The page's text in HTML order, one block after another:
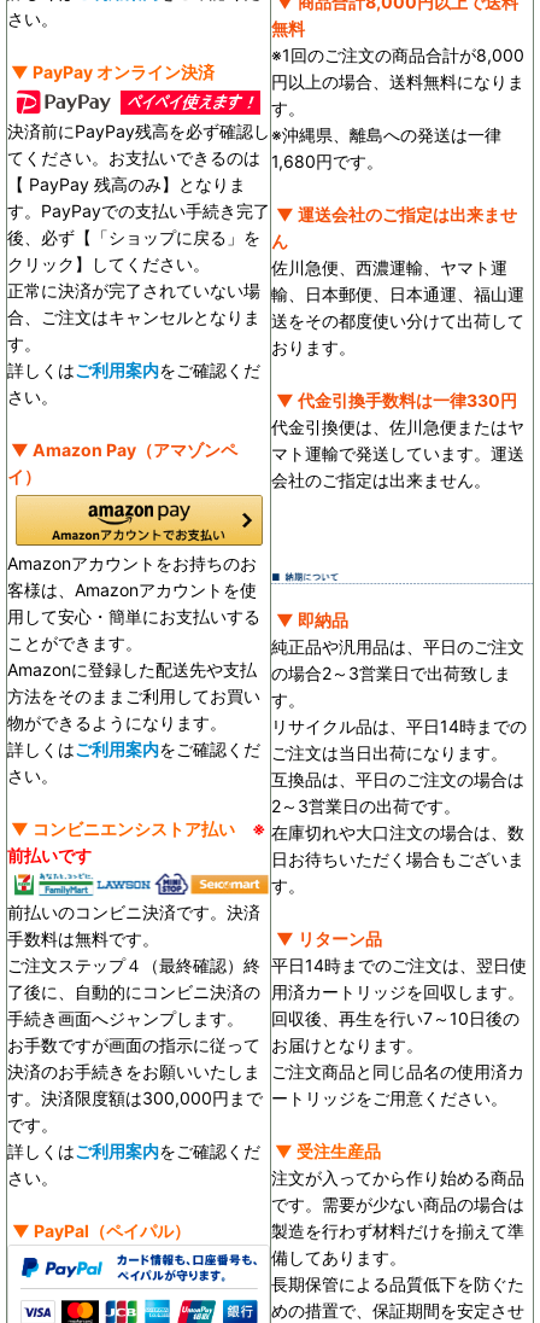
さい。
▼ PayPay オンライン決済
決済前にPayPay残高を必ず確認し
てください。お支払いできるのは
【 PayPay 残高のみ】となりま
す。PayPayでの支払い手続き完了
後、必ず【「ショップに戻る」を
クリック】してください。
正常に決済が完了されていない場
合、ご注文はキャンセルとなりま
す。
詳しくはご利用案内をご確認くだ
さい。
▼ Amazon Pay（アマゾンペ
イ）
Amazonアカウントをお持ちのお
客様は、Amazonアカウントを使
用して安心・簡単にお支払いする
ことができます。
Amazonに登録した配送先や支払
方法をそのままご利用してお買い
物ができるようになります。
詳しくはご利用案内をご確認くだ
さい。
▼ コンビニエンシストア払い ※
前払いです
前払いのコンビニ決済です。決済
手数料は無料です。
ご注文ステップ４（最終確認）終
了後に、自動的にコンビニ決済の
手続き画面へジャンプします。
お手数ですが画面の指示に従って
決済のお手続きをお願いいたしま
す。決済限度額は300,000円まで
です。
詳しくはご利用案内をご確認くだ
さい。
▼ PayPal （ペイパル）
無料
※1回のご注文の商品合計が8,000
円以上の場合、送料無料になりま
す。
※沖縄県、離島への発送は一律
1,680円です。
▼ 運送会社のご指定は出来ませ
ん
佐川急便、西濃運輸、ヤマト運
輸、日本郵便、日本通運、福山運
送をその都度使い分けて出荷して
おります。
▼ 代金引換手数料は一律330円
代金引換便は、佐川急便またはヤ
マト運輸で発送しています。運送
会社のご指定は出来ません。
▼ 即納品
純正品や汎用品は、平日のご注文
の場合2～3営業日で出荷致しま
す。
リサイクル品は、平日14時までの
ご注文は当日出荷になります。
互換品は、平日のご注文の場合は
2～3営業日の出荷です。
在庫切れや大口注文の場合は、数
日お待ちいただく場合もございま
す。
▼ リターン品
平日14時までのご注文は、翌日使
用済カートリッジを回収します。
回収後、再生を行い7～10日後の
お届けとなります。
ご注文商品と同じ品名の使用済カ
ートリッジをご用意ください。
▼ 受注生産品
注文が入ってから作り始める商品
です。需要が少ない商品の場合は
製造を行わず材料だけを揃えて準
備してあります。
長期保管による品質低下を防ぐた
めの措置で、保証期間を安定させ